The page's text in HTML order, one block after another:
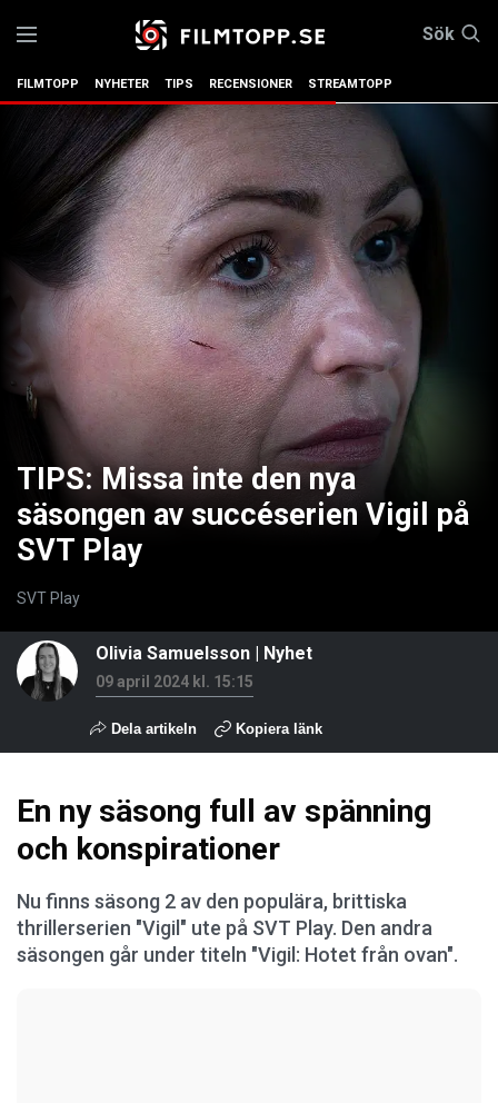
Sök
FILMTOPP NYHETER TIPS RECENSIONER STREAMTOPP
TIPS: Missa inte den nya
säsongen av succéserien Vigil på
SVT Play
SVT Play
Olivia Samuelsson | Nyhet
09 april 2024 kl. 15:15
Dela artikeln Kopiera länk
En ny säsong full av spänning
och konspirationer
Nu finns säsong 2 av den populära, brittiska
thrillerserien "Vigil" ute på SVT Play. Den andra
säsongen går under titeln "Vigil: Hotet från ovan".